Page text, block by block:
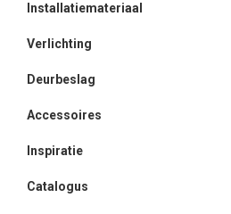
Installatiemateriaal
Verlichting
Deurbeslag
Accessoires
Inspiratie
Catalogus